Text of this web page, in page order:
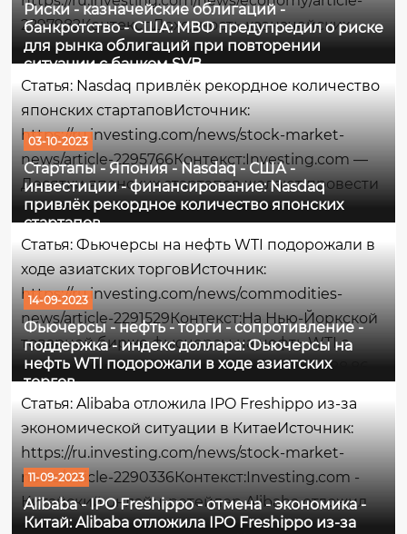
2297982Контекст:Доходность казначейских
облигаций достигла максимума, не
одной из самых экстремальных распродаж
облигаций США в истории. По традиции,
когда...
Риски - казначейские облигаций -
банкротство - США: МВФ предупредил о риске
для рынка облигаций при повторении
ситуации с банком SVB
Статья: Nasdaq привлёк рекордное количество
японских стартаповИсточник:
https://ru.investing.com/news/stock-market-
news/article-2295766Контекст:Investing.com —
Десятки японских стартапов желают провести
листинг на бирже Nasdaq в ближайшие
предпринимателей больше не
заинтересовано в...
03-10-2023
Стартапы - Япония - Nasdaq - США -
инвестиции - финансирование: Nasdaq
привлёк рекордное количество японских
стартапов
Статья: Фьючерсы на нефть WTI подорожали в
ходе азиатских торговИсточник:
https://ru.investing.com/news/commodities-
news/article-2291529Контекст:На Нью-Йоркской
товарной бирже фьючерсы на нефть WTI с
поставкой в октябре торгуются по цене 88,86
данного комментария поднявшись на
0,38%.Максимумом сессии...
14-09-2023
Фьючерсы - нефть - торги - сопротивление -
поддержка - индекс доллара: Фьючерсы на
нефть WTI подорожали в ходе азиатских
торгов
Статья: Alibaba отложила IPO Freshippo из-за
экономической ситуации в КитаеИсточник:
https://ru.investing.com/news/stock-market-
news/article-2290336Контекст:Investing.com -
Китайский онлайн-ретейлер Alibaba отложил
первичное размещение акций своей
11-09-2023
Alibaba - IPO Freshippo - отмена - экономика -
Китай: Alibaba отложила IPO Freshippo из-за